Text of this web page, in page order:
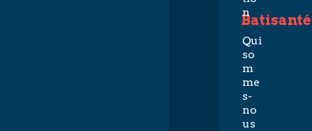
n
Batisanté
Qui
so
m
me
s-
no
us